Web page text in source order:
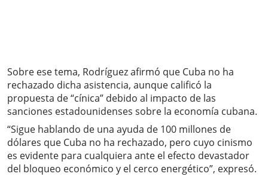
Sobre ese tema, Rodríguez afirmó que Cuba no ha
rechazado dicha asistencia, aunque calificó la
propuesta de “cínica” debido al impacto de las
sanciones estadounidenses sobre la economía cubana.
“Sigue hablando de una ayuda de 100 millones de
dólares que Cuba no ha rechazado, pero cuyo cinismo
es evidente para cualquiera ante el efecto devastador
del bloqueo económico y el cerco energético”, expresó.